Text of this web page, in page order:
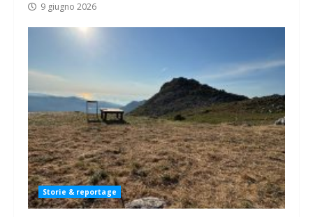
9 giugno 2026
Storie & reportage